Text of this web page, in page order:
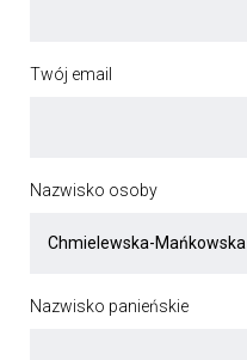
Twój email
Nazwisko osoby
Nazwisko panieńskie